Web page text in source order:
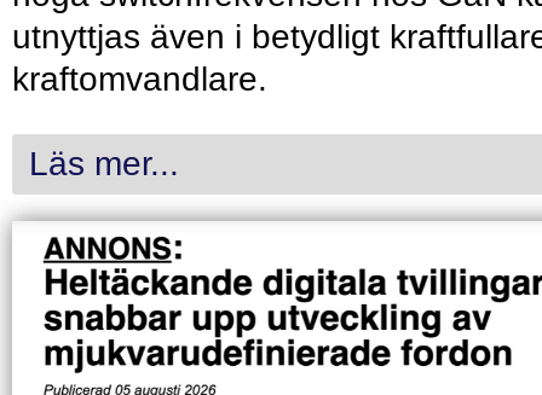
utnyttjas även i betydligt
kraftomvandlare.
Läs mer...